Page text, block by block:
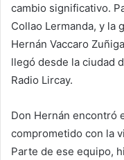
cambio significativo.
Collao Lermanda, y la
Hernán Vaccaro
llegó desde la ciudad
Radio Lircay.
Don Hernán encontró
comprometido con la
Parte de ese equipo,